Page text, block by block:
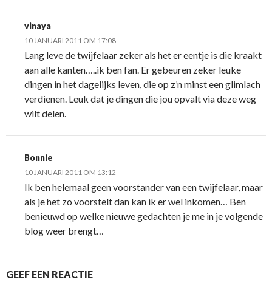
vinaya
10 JANUARI 2011 OM 17:08
Lang leve de twijfelaar zeker als het er eentje is die kraakt
aan alle kanten…..ik ben fan. Er gebeuren zeker leuke
dingen in het dagelijks leven, die op z’n minst een glimlach
verdienen. Leuk dat je dingen die jou opvalt via deze weg
wilt delen.
Bonnie
10 JANUARI 2011 OM 13:12
Ik ben helemaal geen voorstander van een twijfelaar, maar
als je het zo voorstelt dan kan ik er wel inkomen… Ben
benieuwd op welke nieuwe gedachten je me in je volgende
blog weer brengt…
GEEF EEN REACTIE